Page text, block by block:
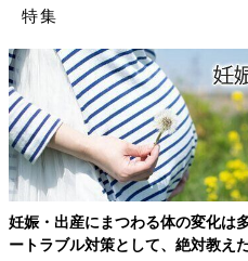
（十文字学園女子大学人間生活
聖路加国際病院小児病棟看護師
科講師などを経て現職。専門は
の支援。一卵性双生児のママで
特集
妊娠・出産にまつわる体の変化は
ートラブル対策として、絶対教え